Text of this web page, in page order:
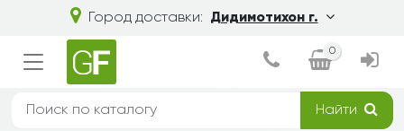
Город доставки: Дидимотихон г.
0
Найти